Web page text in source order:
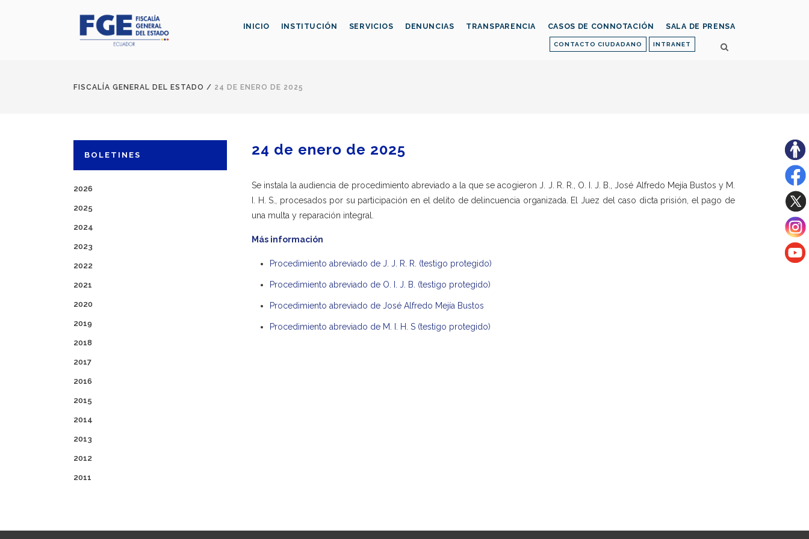
CONTACTO CIUDADANO INTRANET
INICIO INSTITUCIÓN SERVICIOS DENUNCIAS TRANSPARENCIA CASOS DE CONNOTACIÓN SALA DE PRENSA
FISCALÍA GENERAL DEL ESTADO / 24 DE ENERO DE 2025
BOLETINES
2026
2025
2024
2023
2022
2021
2020
2019
2018
2017
2016
2015
2014
2013
2012
2011
24 de enero de 2025
Se instala la audiencia de procedimiento abreviado a la que se acogieron J. J. R. R., O. I. J. B., José Alfredo Mejía Bustos y M.
I. H. S., procesados por su participación en el delito de delincuencia organizada. El Juez del caso dicta prisión, el pago de
una multa y reparación integral.
Más información
Procedimiento abreviado de J. J. R. R. (testigo protegido)
Procedimiento abreviado de O. I. J. B. (testigo protegido)
Procedimiento abreviado de José Alfredo Mejía Bustos
Procedimiento abreviado de M. I. H. S (testigo protegido)